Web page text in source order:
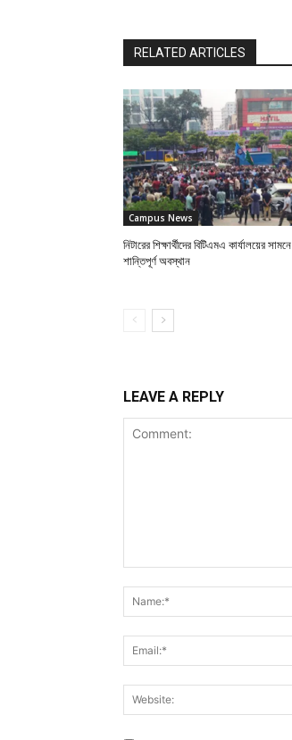
RELATED ARTICLES
Campus News
নিটারের শিক্ষার্থীদের বিটিএমএ কার্যালয়ের সামনে
শান্তিপূর্ণ অবস্থান
LEAVE A REPLY